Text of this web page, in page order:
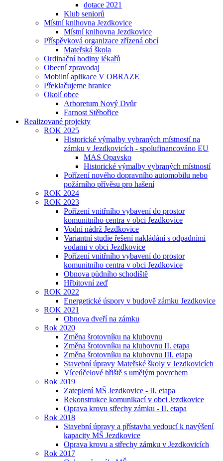
dotace 2021
Klub seniorů
Místní knihovna Jezdkovice
Místní knihovna Jezdkovice
Příspěvková organizace zřízená obcí
Mateřská škola
Ordinační hodiny lékařů
Obecní zpravodaj
Mobilní aplikace V OBRAZE
Překlačujeme hranice
Okolí obce
Arboretum Nový Dvůr
Farnost Stěbořice
Realizované projekty
ROK 2025
Historické výmalby vybraných místností na
zámku v Jezdkovicích - spolufinancováno EU
MAS Opavsko
Historické výmalby vybraných místností
Pořízení nového dopravního automobilu nebo
požárního přívěsu pro hašení
ROK 2024
ROK 2023
Pořízení vnitřního vybavení do prostor
komunitního centra v obci Jezdkovice
Vodní nádrž Jezdkovice
Variantní studie řešení nakládání s odpadními
vodami v obci Jezdkovice
Pořízení vnitřního vybavení do prostor
komunitního centra v obci Jezdkovice
Obnova půdního schodiště
Hřbitovní zeď
ROK 2022
Energetické úspory v budově zámku Jezdkovice
ROK 2021
Obnova dveří na zámku
Rok 2020
Změna šrotovníku na klubovnu
Změna šrotovníku na klubovnu II. etapa
Změna šrotovníku na klubovnu III. etapa
Stavební úpravy Mateřské školy v Jezdkovicích
Víceúčelové hřiště s umělým povrchem
Rok 2019
Zateplení MŠ Jezdkovice - II. etapa
Rekonstrukce komunikací v obci Jezdkovice
Oprava krovu střechy zámku - II. etapa
Rok 2018
Stavební úpravy a přístavba vedoucí k navýšení
kapacity MŠ Jezdkovice
Oprava krovu a střechy zámku v Jezdkovicích
Rok 2017